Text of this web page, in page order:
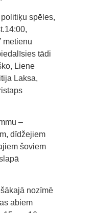
spēles,
metienu
tādi
Liene
Laksa,
–
dīdžejiem
šoviem
nozīmē
abiem